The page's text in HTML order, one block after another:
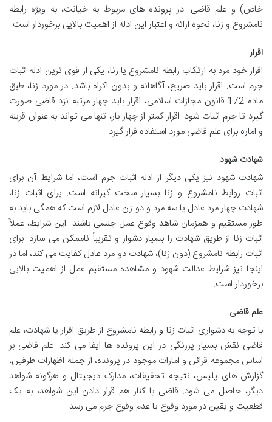
خاص) و علم قاضی. در پرونده های مربوط به خیانت، به ویژه رابطه
نامشروع و زنا، نحوه ارائه و اعتبار این ادله از اهمیت بالایی برخوردار است.
اقرار
اقرار خود مرد به ارتکاب رابطه نامشروع یا زنا، یکی از قوی ترین ادله اثبات
جرم است. اقرار باید صریح، آگاهانه و بدون اکراه باشد. در مورد زنا، طبق
ماده 172 قانون مجازات اسلامی، اقرار باید چهار مرتبه نزد قاضی صورت
گیرد تا جرم اثبات شود. اقرار کمتر از چهار بار، تنها می تواند به عنوان قرینه
و اماره برای علم قاضی مورد استفاده قرار گیرد.
شهادت شهود
شهادت شهود نیز یکی دیگر از ادله اثبات جرم است، اما شرایط آن برای
اثبات روابط نامشروع و زنا بسیار سخت گیرانه است. برای اثبات زنا،
شهادت چهار مرد عادل یا سه مرد و دو زن عادل لازم است که همگی باید به
طور مستقیم و همزمان شاهد وقوع عمل جنسی باشند. این شرایط، عملاً
اثبات زنا از طریق شهادت را بسیار دشوار و تقریباً ناممکن می سازد. برای
اثبات رابطه نامشروع (دون زنا)، شهادت دو مرد عادل کفایت می کند، اما در
اینجا نیز شرایط عدالت شهود و مشاهده مستقیم عمل از اهمیت بالایی
برخوردار است.
علم قاضی
با توجه به دشواری اثبات زنا و رابطه نامشروع از طریق اقرار یا شهادت، علم
قاضی نقش بسیار پررنگی در این پرونده ها ایفا می کند. علم قاضی بر
اساس مجموعه قرائن و امارات موجود در پرونده، از جمله اظهارات طرفین،
گزارش های پلیس، نتیجه تحقیقات، مدارک دیجیتال و هرگونه شواهد
دیگر، حاصل می شود. قاضی با کنار هم قرار دادن این شواهد، به یک
قطعیت و یقین در مورد وقوع یا عدم وقوع جرم می رسد.